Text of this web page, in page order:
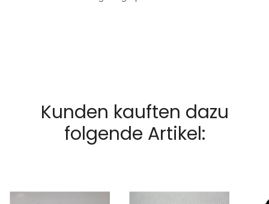
Kunden kauften dazu
folgende Artikel: